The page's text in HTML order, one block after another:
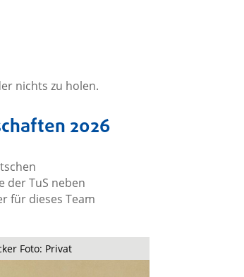
nichts zu holen.
2026
der TuS neben
für dieses Team
Foto: Privat